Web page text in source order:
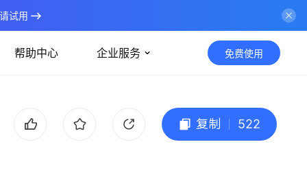
试用
帮助中心 企业服务 免费使用
复制 522